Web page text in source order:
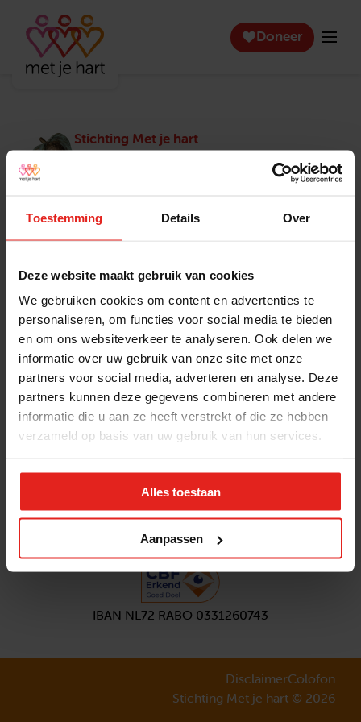
Toestemming Details Over
Deze website maakt gebruik van cookies
We gebruiken cookies om content en advertenties te
personaliseren, om functies voor social media te bieden
en om ons websiteverkeer te analyseren. Ook delen we
informatie over uw gebruik van onze site met onze
partners voor social media, adverteren en analyse. Deze
partners kunnen deze gegevens combineren met andere
informatie die u aan ze heeft verstrekt of die ze hebben
verzameld op basis van uw gebruik van hun services.
Alles toestaan
Aanpassen
Doneer
Stichting Met je hart
Stichting Met je hart laat ouderen die zich
eenzaam voelen weer genieten en inspireert
winnaar van het Appeltje van Oranje.
Actuele vacatures
Pers en media
Jaarverslag 2025
Contact
Klachtenprocedure
Privacyverklaring
Opzeggen
Volg ons
Aanmeldennieuwsbrief
IBAN NL72 RABO 0331260743
DisclaimerColofon
Stichting Met je hart © 2026